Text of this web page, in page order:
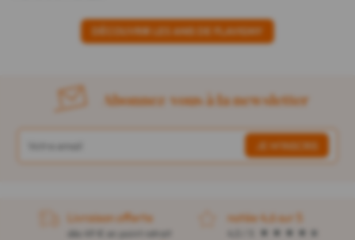
DÉCOUVRIR LES ANIS DE FLAVIGNY
Abonnez-vous à la newsletter
Livraison offerte
dès 49 € en point retrait
notée 4,6 sur 5